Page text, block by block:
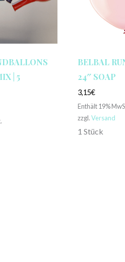
| 5
BELBAL
24″ SOAP
3,15€
Enthält 19%
zzgl.Versand
1 Stück